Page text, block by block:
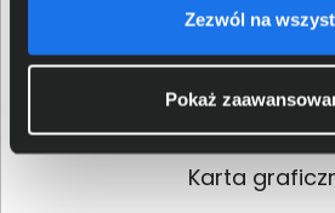
Zezwól na
Pokaż
podstawowego
512 GB
M.2
Karta